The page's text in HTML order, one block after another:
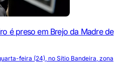
é preso em Brejo da Madre de
feira (24), no Sítio Bandeira, zona